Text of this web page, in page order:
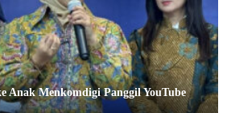
Anak Menkomdigi Panggil YouTube